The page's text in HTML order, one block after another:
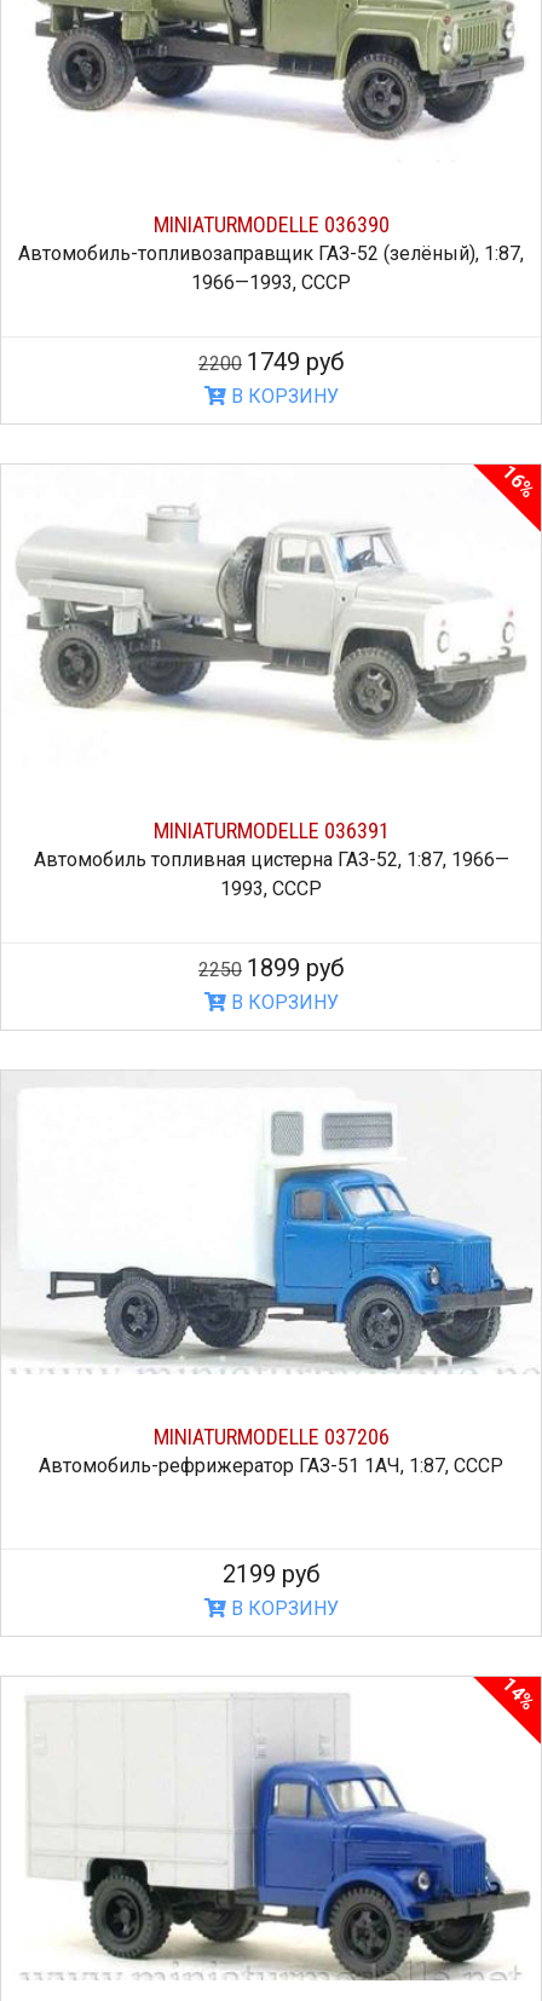
MINIATURMODELLE 036390
Автомобиль-топливозаправщик ГАЗ-52 (зелёный), 1:87,
1966—1993, СССР
2200 1749 руб
В КОРЗИНУ
MINIATURMODELLE 036391
Автомобиль топливная цистерна ГАЗ-52, 1:87, 1966—
1993, СССР
16%
2250 1899 руб
В КОРЗИНУ
MINIATURMODELLE 037206
Автомобиль-рефрижератор ГАЗ-51 1АЧ, 1:87, СССР
2199 руб
В КОРЗИНУ
14%